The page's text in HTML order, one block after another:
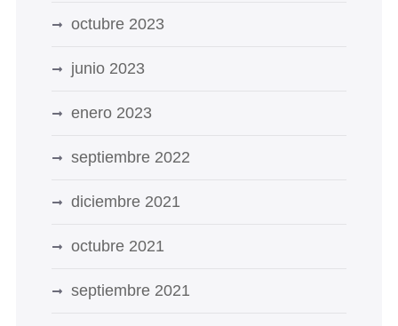
octubre 2023
junio 2023
enero 2023
septiembre 2022
diciembre 2021
octubre 2021
septiembre 2021